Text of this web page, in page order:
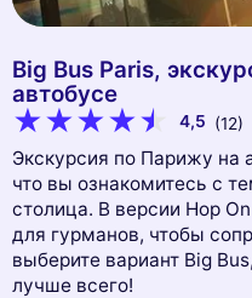
Big Bus Paris,
автобусе
4,5 (12)
Экскурсия по Парижу на
что вы ознакомитесь с
столица. В версии Hop
для гурманов, чтобы
выберите вариант Big
лучше всего!